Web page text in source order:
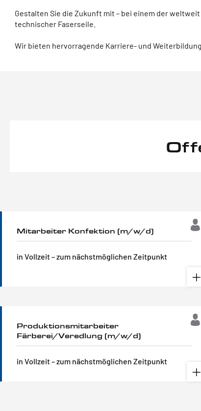
Gestalten Sie die Zukunft mit – bei einem der
technischer Faserseile.
Wir bieten hervorragende Karriere- und
Mitarbeiter Konfektion (m/w/d)
in Vollzeit – zum nächstmöglichen Zeitpunkt
Produktionsmitarbeiter
Färberei/Veredlung (m/w/d)
in Vollzeit – zum nächstmöglichen Zeitpunkt